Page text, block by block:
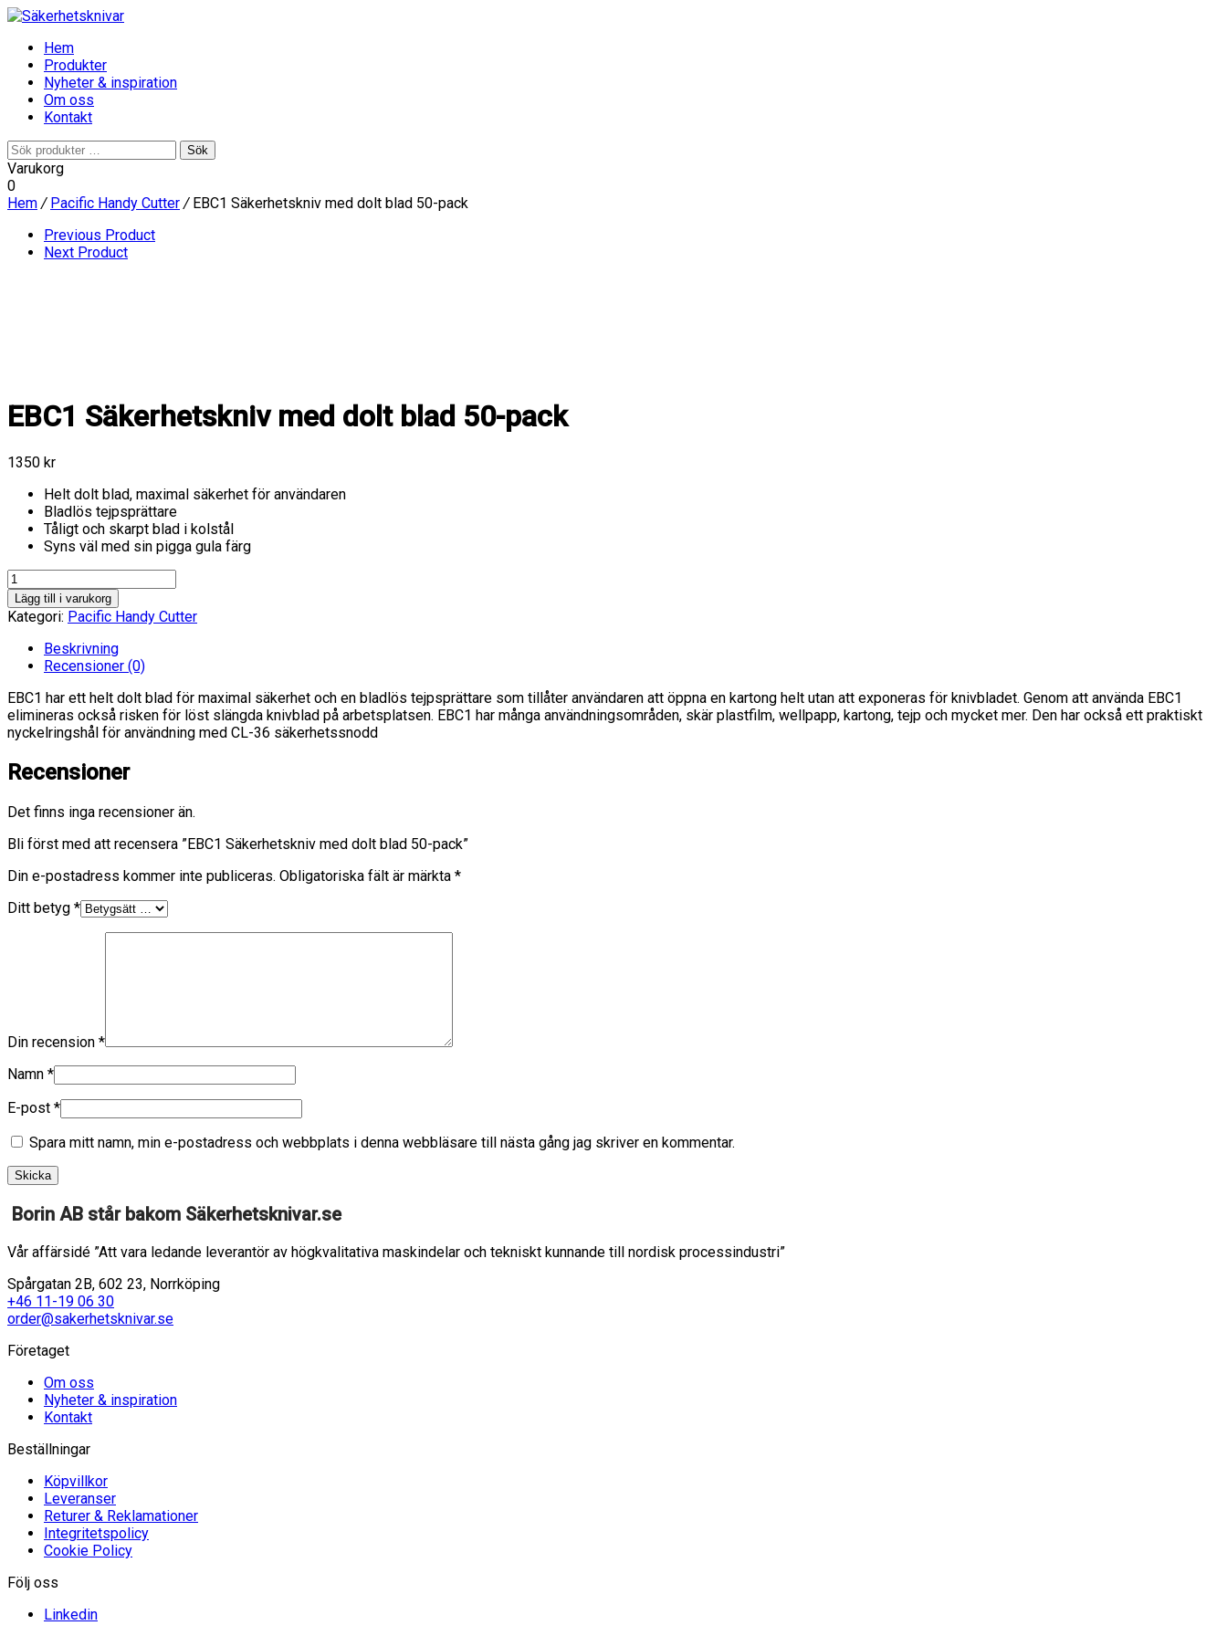
Hem
Produkter
Nyheter & inspiration
Om oss
Kontakt
Sök
efter:
Sök
Varukorg
0
Hem / Pacific Handy Cutter /EBC1 Säkerhetskniv med dolt blad 50-pack
Previous Product
Next Product
EBC1 Säkerhetskniv med dolt blad 50-pack
1350 kr
Helt dolt blad, maximal säkerhet för användaren
Bladlös tejpsprättare
Tåligt och skarpt blad i kolstål
Syns väl med sin pigga gula färg
EBC1
Säkerhetskniv
med
blad
mängd
Lägg till i varukorg
Kategori: Pacific Handy Cutter
Beskrivning
Recensioner (0)
EBC1 har ett helt dolt blad för maximal säkerhet och en bladlös tejpsprättare som tillåter användaren att öppna en kartong helt utan att exponeras för knivbladet. Genom att använda EBC1
elimineras också risken för löst slängda knivblad på arbetsplatsen. EBC1 har många användningsområden, skär plastfilm, wellpapp, kartong, tejp och mycket mer. Den har också ett praktiskt
nyckelringshål för användning med CL-36 säkerhetssnodd
Recensioner
Det finns inga recensioner än.
Bli först med att recensera ”EBC1 Säkerhetskniv med dolt blad 50-pack”
Din e-postadress kommer inte publiceras. Obligatoriska fält är märkta *
Ditt betyg *
Din recension *
Namn *
E-post *
Spara mitt namn, min e-postadress och webbplats i denna webbläsare till nästa gång jag skriver en kommentar.
Borin AB står bakom Säkerhetsknivar.se
Vår affärsidé ”Att vara ledande leverantör av högkvalitativa maskindelar och tekniskt kunnande till nordisk processindustri”
Spårgatan 2B, 602 23, Norrköping
+46 11-19 06 30
order@sakerhetsknivar.se
Företaget
Om oss
Nyheter & inspiration
Kontakt
Beställningar
Köpvillkor
Leveranser
Returer & Reklamationer
Integritetspolicy
Cookie Policy
Följ oss
Linkedin